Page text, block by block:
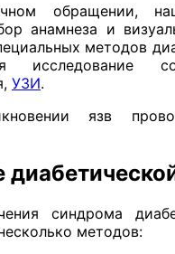
обращении,
анамнеза и
методов
исследование
УЗИ.
язв
синдрома
методов: